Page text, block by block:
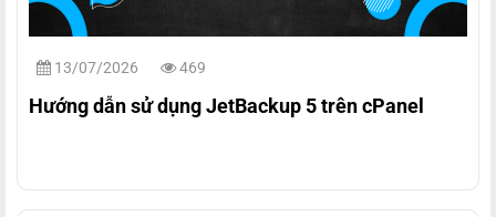
13/07/2026 469
Hướng dẫn sử dụng JetBackup 5 trên cPanel